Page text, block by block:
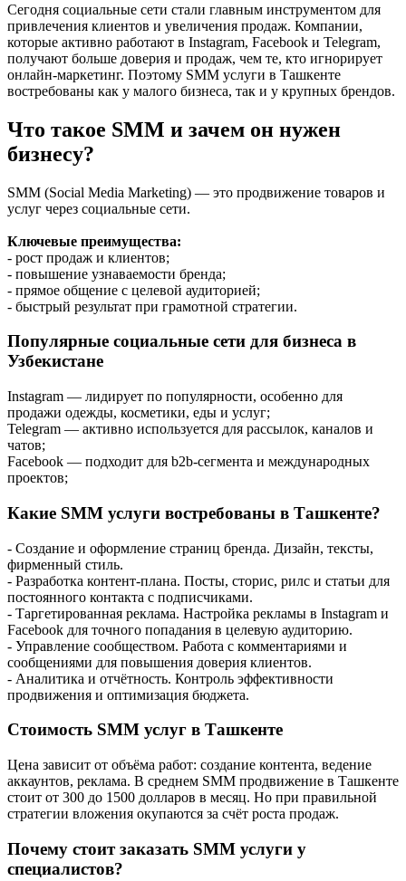
Сегодня социальные сети стали главным инструментом для
привлечения клиентов и увеличения продаж. Компании,
которые активно работают в Instagram, Facebook и Telegram,
получают больше доверия и продаж, чем те, кто игнорирует
онлайн-маркетинг. Поэтому SMM услуги в Ташкенте
востребованы как у малого бизнеса, так и у крупных брендов.
Что такое SMM и зачем он нужен
бизнесу?
SMM (Social Media Marketing) — это продвижение товаров и
услуг через социальные сети.
Ключевые преимущества:
- рост продаж и клиентов;
- повышение узнаваемости бренда;
- прямое общение с целевой аудиторией;
- быстрый результат при грамотной стратегии.
Популярные социальные сети для бизнеса в
Узбекистане
Instagram — лидирует по популярности, особенно для
продажи одежды, косметики, еды и услуг;
Telegram — активно используется для рассылок, каналов и
чатов;
Facebook — подходит для b2b-сегмента и международных
проектов;
Какие SMM услуги востребованы в Ташкенте?
- Создание и оформление страниц бренда. Дизайн, тексты,
фирменный стиль.
- Разработка контент-плана. Посты, сторис, рилс и статьи для
постоянного контакта с подписчиками.
- Таргетированная реклама. Настройка рекламы в Instagram и
Facebook для точного попадания в целевую аудиторию.
- Управление сообществом. Работа с комментариями и
сообщениями для повышения доверия клиентов.
- Аналитика и отчётность. Контроль эффективности
продвижения и оптимизация бюджета.
Стоимость SMM услуг в Ташкенте
Цена зависит от объёма работ: создание контента, ведение
аккаунтов, реклама. В среднем SMM продвижение в Ташкенте
стоит от 300 до 1500 долларов в месяц. Но при правильной
стратегии вложения окупаются за счёт роста продаж.
Почему стоит заказать SMM услуги у
специалистов?